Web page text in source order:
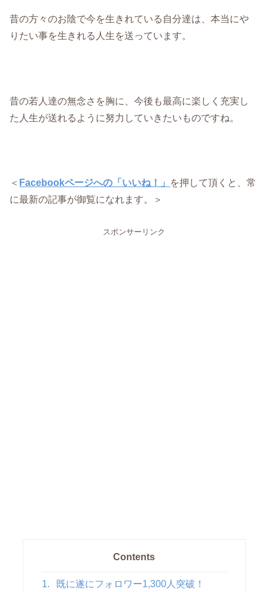
昔の方々のお陰で今を生きれている自分達は、本当にや
りたい事を生きれる人生を送っています。
昔の若人達の無念さを胸に、今後も最高に楽しく充実し
た人生が送れるように努力していきたいものですね。
＜ Facebookページへの「いいね！」 を押して頂くと、常
に最新の記事が御覧になれます。＞
スポンサーリンク
Contents
1. 既に遂にフォロワー1,300人突破！